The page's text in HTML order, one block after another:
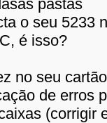
pastas
o seu 5233
é isso?
no seu
de erros
(corrigir